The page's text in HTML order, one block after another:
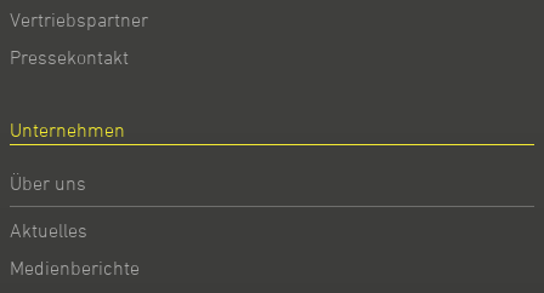
Vertriebspartner
Pressekontakt
Unternehmen
Über uns
Aktuelles
Medienberichte